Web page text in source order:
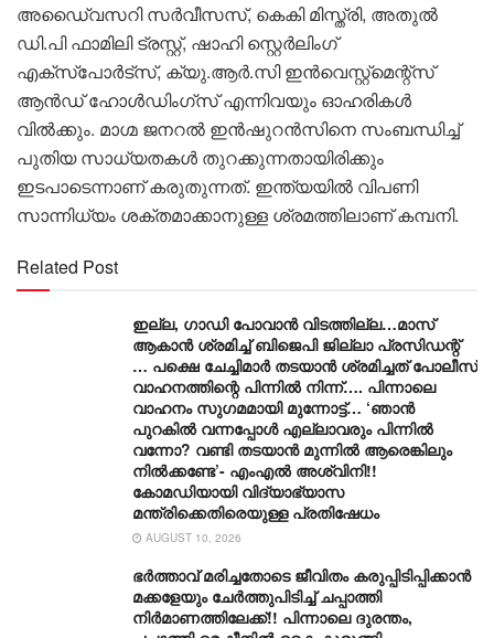
അഡൈ്വസറി സര്‍വീസസ്, കെകി മിസ്ത്രി, അതുല്‍
ഡി.പി ഫാമിലി ട്രസ്റ്റ്, ഷാഹി സ്റ്റെര്‍ലിംഗ്
എക്‌സ്‌പോര്‍ട്‌സ്, ക്യു.ആര്‍.സി ഇന്‍വെസ്റ്റ്‌മെന്റ്‌സ്
ആന്‍ഡ് ഹോള്‍ഡിംഗ്‌സ് എന്നിവയും ഓഹരികള്‍
വില്‍ക്കും. മാഗ്മ ജനറല്‍ ഇന്‍ഷുറന്‍സിനെ സംബന്ധിച്ച്
പുതിയ സാധ്യതകള്‍ തുറക്കുന്നതായിരിക്കും
ഇടപാടെന്നാണ് കരുതുന്നത്. ഇന്ത്യയില്‍ വിപണി
സാന്നിധ്യം ശക്തമാക്കാനുള്ള ശ്രമത്തിലാണ് കമ്പനി.
Related Post
ഇല്ല, ​ഗാഡി പോവാൻ വിടത്തില്ല…മാസ്
ആകാൻ ശ്രമിച്ച് ബിജെപി ജില്ലാ പ്രസിഡന്റ്
… പക്ഷെ ചേച്ചിമാർ തടയാൻ ശ്രമിച്ചത് പോലീസ്
വാഹനത്തിന്റെ പിന്നിൽ നിന്ന്…. പിന്നാലെ
വാഹനം സു​ഗമമായി മുന്നോട്ട്… ‘ഞാൻ
പുറകിൽ വന്നപ്പോൾ എല്ലാവരും പിന്നിൽ
വന്നോ? വണ്ടി തടയാൻ മുന്നിൽ ആരെങ്കിലും
നിൽക്കണ്ടേ’- എംഎൽ അശ്വിനി!!
കോമഡിയായി വിദ്യാഭ്യാസ
മന്ത്രിക്കെതിരെയുള്ള പ്രതിഷേധം
AUGUST 10, 2026
ഭർത്താവ് മരിച്ചതോടെ ജീവിതം കരുപ്പിടിപ്പിക്കാൻ
മക്കളേയും ചേർത്തുപിടിച്ച് ചപ്പാത്തി
നിർമാണത്തിലേക്ക്!! പിന്നാലെ ദുരന്തം,